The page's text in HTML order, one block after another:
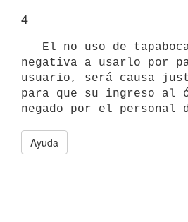
4
negativa a usarlo por
usuario, será causa
para que su ingreso al
Ayuda